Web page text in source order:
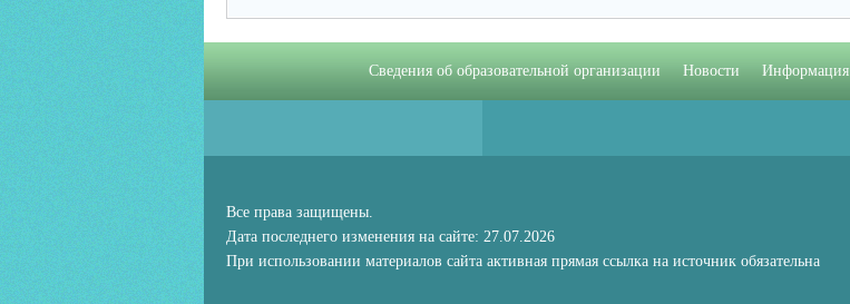
Сведения об образовательной организации Новости Информация
Все права защищены.
Дата последнего изменения на сайте: 27.07.2026
При использовании материалов сайта активная прямая ссылка на источник обязательна